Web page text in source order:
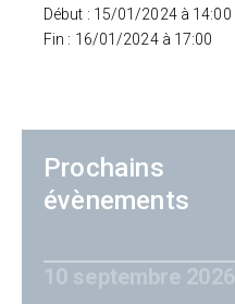
Début : 15/01/2024 à 14:00
Fin : 16/01/2024 à 17:00
Prochains
évènements
10 septembre 2026